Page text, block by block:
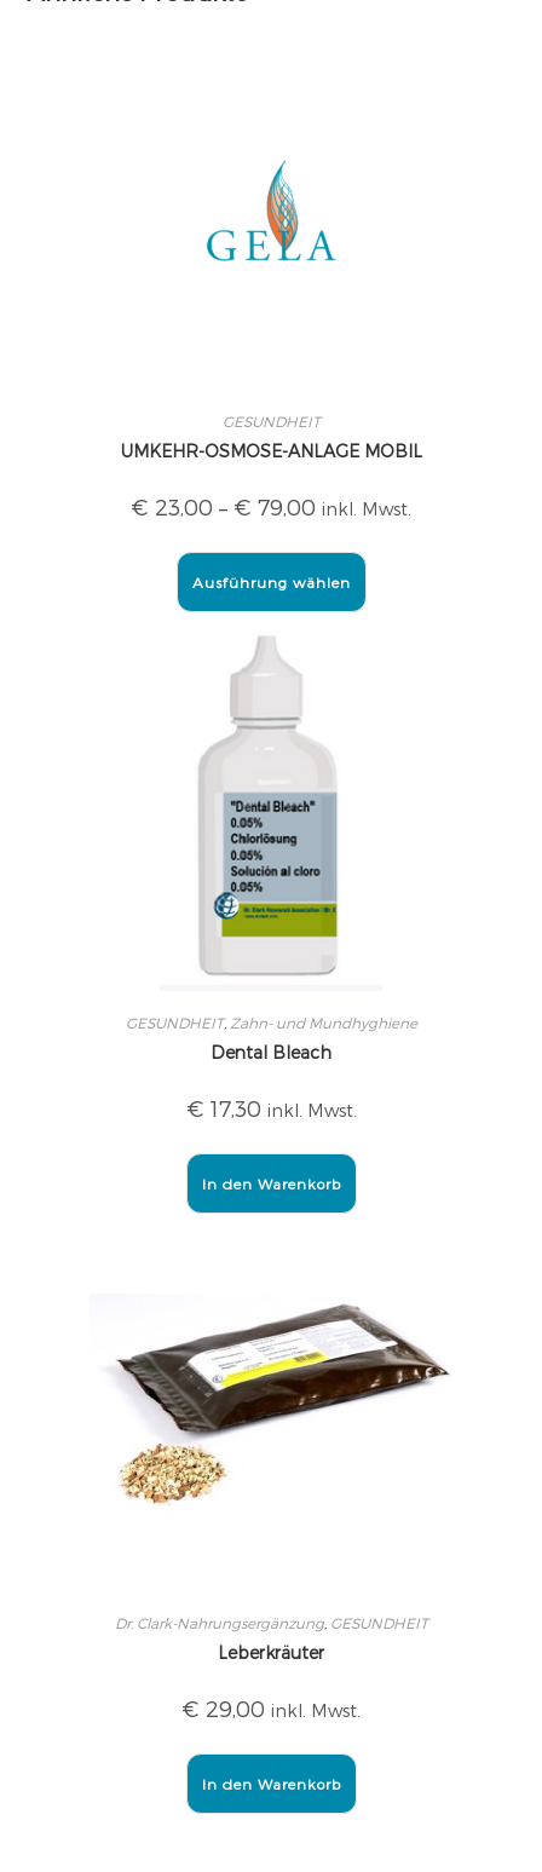
GESUNDHEIT
UMKEHR-OSMOSE-ANLAGE MOBIL
€ 23,00 – € 79,00 inkl. Mwst.
Ausführung wählen
GESUNDHEIT, Zahn- und Mundhyghiene
Dental Bleach
€ 17,30 inkl. Mwst.
In den Warenkorb
Dr. Clark-Nahrungsergänzung, GESUNDHEIT
Leberkräuter
€ 29,00 inkl. Mwst.
In den Warenkorb